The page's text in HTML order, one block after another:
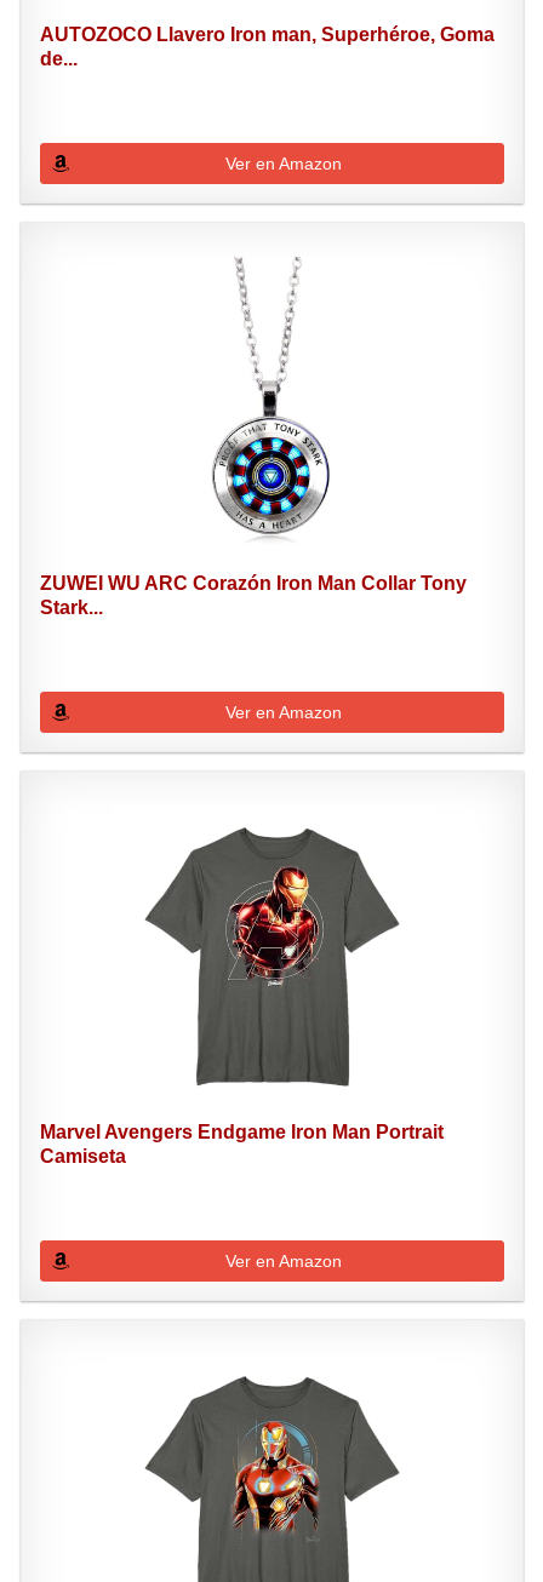
AUTOZOCO Llavero Iron man, Superhéroe, Goma
de...
Ver en Amazon
ZUWEI WU ARC Corazón Iron Man Collar Tony
Stark...
Ver en Amazon
Marvel Avengers Endgame Iron Man Portrait
Camiseta
Ver en Amazon